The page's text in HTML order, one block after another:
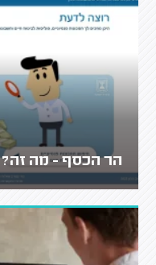
הר הכסף - מה זה?